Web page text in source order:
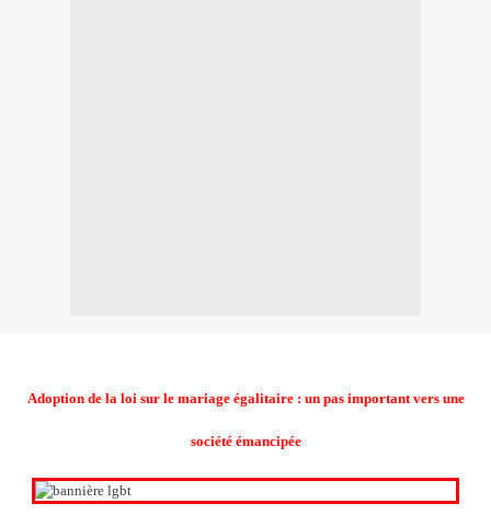
Adoption de la loi sur le mariage égalitaire : un pas important vers une
société émancipée